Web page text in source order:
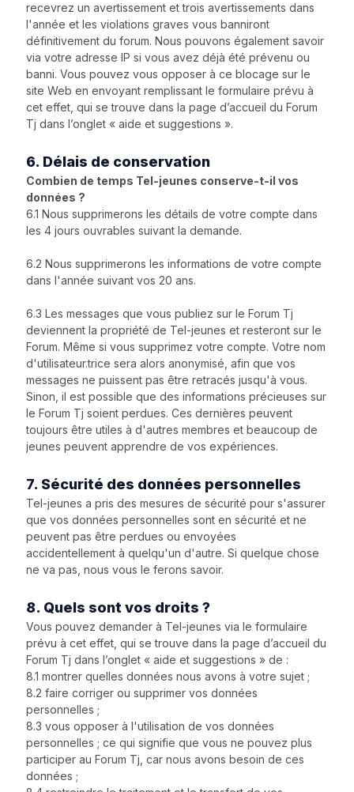
recevrez un avertissement et trois avertissements dans
l'année et les violations graves vous banniront
définitivement du forum. Nous pouvons également savoir
via votre adresse IP si vous avez déjà été prévenu ou
banni. Vous pouvez vous opposer à ce blocage sur le
site Web en envoyant remplissant le formulaire prévu à
cet effet, qui se trouve dans la page d’accueil du Forum
Tj dans l’onglet « aide et suggestions ».
6. Délais de conservation
Combien de temps Tel-jeunes conserve-t-il vos
données ?
6.1 Nous supprimerons les détails de votre compte dans
les 4 jours ouvrables suivant la demande.
6.2 Nous supprimerons les informations de votre compte
dans l'année suivant vos 20 ans.
6.3 Les messages que vous publiez sur le Forum Tj
deviennent la propriété de Tel-jeunes et resteront sur le
Forum. Même si vous supprimez votre compte. Votre nom
d'utilisateur.trice sera alors anonymisé, afin que vos
messages ne puissent pas être retracés jusqu'à vous.
Sinon, il est possible que des informations précieuses sur
le Forum Tj soient perdues. Ces dernières peuvent
toujours être utiles à d'autres membres et beaucoup de
jeunes peuvent apprendre de vos expériences.
7. Sécurité des données personnelles
Tel-jeunes a pris des mesures de sécurité pour s'assurer
que vos données personnelles sont en sécurité et ne
peuvent pas être perdues ou envoyées
accidentellement à quelqu'un d'autre. Si quelque chose
ne va pas, nous vous le ferons savoir.
8. Quels sont vos droits ?
Vous pouvez demander à Tel-jeunes via le formulaire
prévu à cet effet, qui se trouve dans la page d’accueil du
Forum Tj dans l’onglet « aide et suggestions » de :
8.1 montrer quelles données nous avons à votre sujet ;
8.2 faire corriger ou supprimer vos données
personnelles ;
8.3 vous opposer à l'utilisation de vos données
personnelles ; ce qui signifie que vous ne pouvez plus
participer au Forum Tj, car nous avons besoin de ces
données ;